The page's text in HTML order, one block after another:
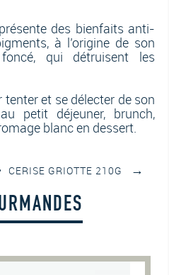
des bienfaits anti-
à l’origine de son
qui détruisent les
tenter et se délecter de son
petit déjeuner, brunch,
blanc en dessert.
CERISE GRIOTTE 210G →